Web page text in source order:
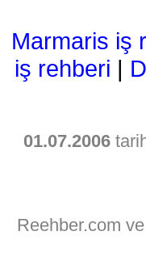
Marmaris iş
iş rehberi |
01.07.2006
Reehber.com